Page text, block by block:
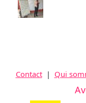
Contact| Qui